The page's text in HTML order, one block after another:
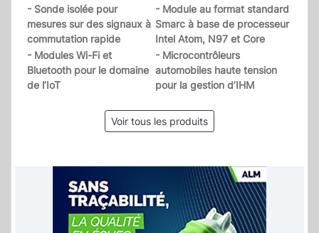
- Sonde isolée pour
mesures sur des signaux à
commutation rapide
- Module au format standard
Smarc à base de processeur
Intel Atom, N97 et Core
- Modules Wi-Fi et
Bluetooth pour le domaine
de l’IoT
- Microcontrôleurs
automobiles haute tension
pour la gestion d’IHM
Voir tous les produits